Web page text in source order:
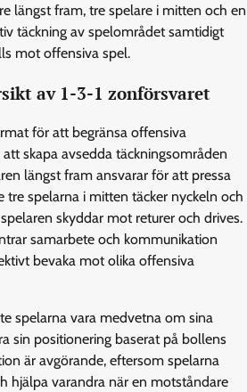
längst fram, tre spelare i mitten och en
täckning av spelområdet samtidigt
mot offensiva spel.
av 1-3-1 zonförsvaret
för att begränsa offensiva
skapa avsedda täckningsområden
längst fram ansvarar för att pressa
tre spelarna i mitten täcker nyckeln och
skyddar mot returer och drives.
samarbete och kommunikation
bevaka mot olika offensiva
spelarna vara medvetna om sina
sin positionering baserat på bollens
är avgörande, eftersom spelarna
hjälpa varandra när en motståndare